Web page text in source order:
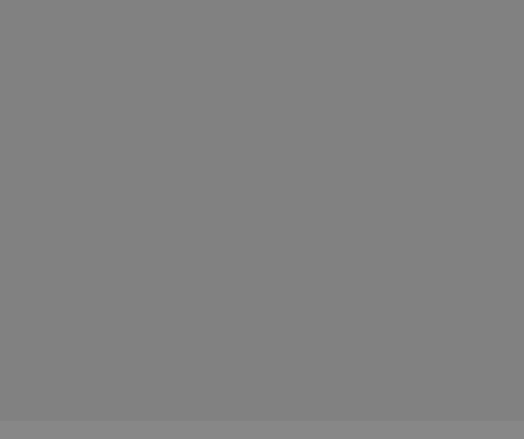
101) führt Sie Schritt für Schritt durch die vielfältigen Funktionen von Aperture. Sie lernen den Import,
Bildoptimierung und RAW-Konvertierung für Fotografen.